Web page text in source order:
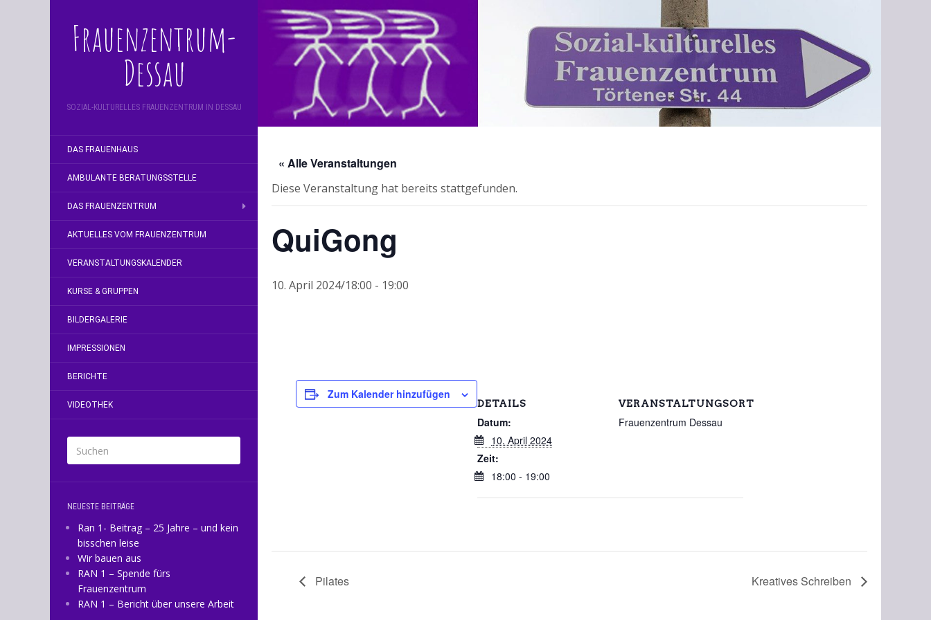
Frauenzentrum-
Dessau
SOZIAL-KULTURELLES FRAUENZENTRUM IN DESSAU
DAS FRAUENHAUS
AMBULANTE BERATUNGSSTELLE
DAS FRAUENZENTRUM
AKTUELLES VOM FRAUENZENTRUM
VERANSTALTUNGSKALENDER
KURSE & GRUPPEN
BILDERGALERIE
IMPRESSIONEN
BERICHTE
VIDEOTHEK
NEUESTE BEITRÄGE
Ran 1- Beitrag – 25 Jahre – und kein
bisschen leise
Wir bauen aus
RAN 1 – Spende fürs
Frauenzentrum
RAN 1 – Bericht über unsere Arbeit
« Alle Veranstaltungen
Diese Veranstaltung hat bereits stattgefunden.
QuiGong
10. April 2024/18:00 - 19:00
Zum Kalender hinzufügen
DETAILS
Datum:
10. April 2024
Zeit:
18:00 - 19:00
VERANSTALTUNGSORT
Frauenzentrum Dessau
Pilates Kreatives Schreiben